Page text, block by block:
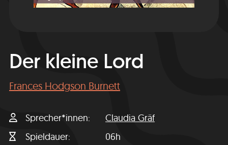
Der kleine Lord
Frances Hodgson Burnett
Sprecher*innen
Claudia Gräf
Spieldauer
06h